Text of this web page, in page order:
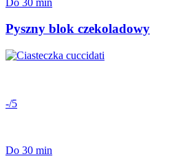
Pyszny blok czekoladowy
-/5
Do 30 min